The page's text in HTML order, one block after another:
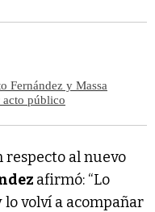
Fernández y Massa
acto público
respecto al nuevo
afirmó: “Lo
lo volví a acompañar